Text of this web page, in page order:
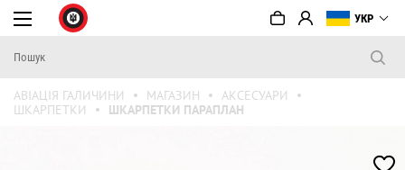
УКР
АВІАЦІЯ ГАЛИЧИНИ МАГАЗИН
АКСЕСУАРИ
ШКАРПЕТКИ
ШКАРПЕТКИ ПАРАПЛАН